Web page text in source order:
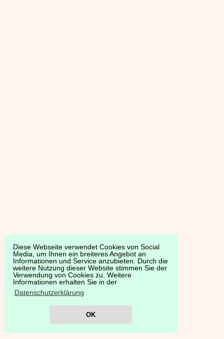
Diese Webseite verwendet Cookies von Social
Media, um Ihnen ein breiteres Angebot an
Informationen und Service anzubieten. Durch die
weitere Nutzung dieser Website stimmen Sie der
Verwendung von Cookies zu. Weitere
Informationen erhalten Sie in der
Datenschutzerklärung
OK